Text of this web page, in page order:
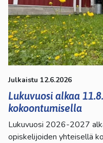
Julkaistu 12.6.2026
Lukuvuosi alkaa
kokoontumisella
Lukuvuosi 2026-2027
opiskelijoiden yhteisellä